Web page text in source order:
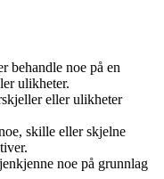
behandle noe på en
ulikheter.
eller ulikheter
skille eller skjelne
noe på grunnlag